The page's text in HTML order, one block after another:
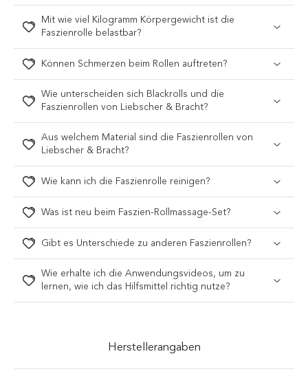
Mit wie viel Kilogramm Körpergewicht ist die
Faszienrolle belastbar?
Können Schmerzen beim Rollen auftreten?
Wie unterscheiden sich Blackrolls und die
Faszienrollen von Liebscher & Bracht?
Aus welchem Material sind die Faszienrollen von
Liebscher & Bracht?
Wie kann ich die Faszienrolle reinigen?
Was ist neu beim Faszien-Rollmassage-Set?
Gibt es Unterschiede zu anderen Faszienrollen?
Wie erhalte ich die Anwendungsvideos, um zu
lernen, wie ich das Hilfsmittel richtig nutze?
Herstellerangaben